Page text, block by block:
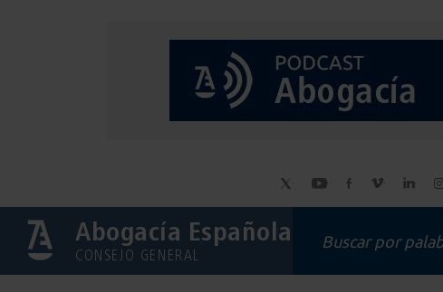
Abogacía Española
CONSEJO GENERAL